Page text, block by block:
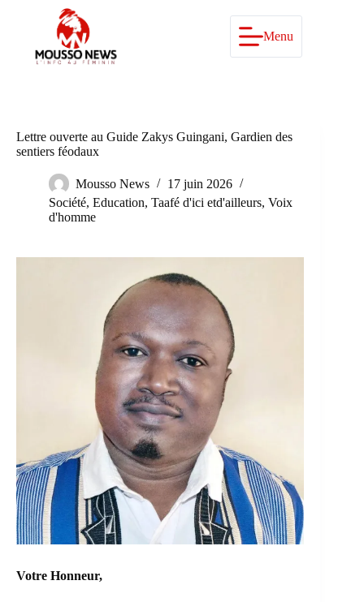
Menu
Lettre ouverte au Guide Zakys Guingani, Gardien des
sentiers féodaux
Mousso News
17 juin 2026
Société, Education, Taafé d'ici etd'ailleurs, Voix
d'homme
Votre Honneur,